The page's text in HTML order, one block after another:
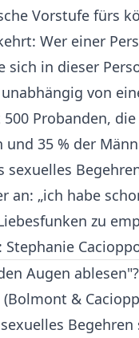
Vorstufe fürs
Wer einer
sich in dieser
von
Probanden,
und 35 % der
sexuelles
an: „ich habe
zu
Stephanie
Augen
(Bolmont &